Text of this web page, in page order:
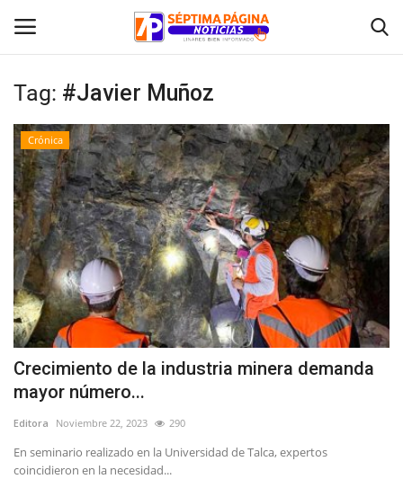
Inicio
Crónica
Policial
Tribunales
Deporte
Política
Espectáculos
Tag: #Javier Muñoz
Crónica
Crecimiento de la industria minera demanda
mayor número...
Editora Noviembre 22, 2023 290
En seminario realizado en la Universidad de Talca, expertos
coincidieron en la necesidad...